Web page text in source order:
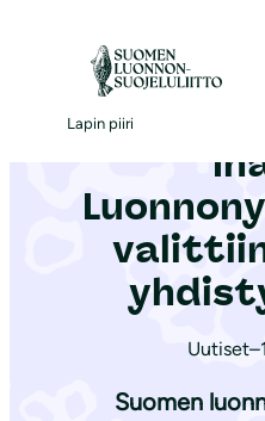
Lapin piiri
Etusivu|Ajankohtaista
Uutiset–
Suomen